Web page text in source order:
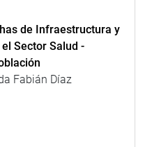
de Infraestructura y
Sector Salud -
Fabián Díaz